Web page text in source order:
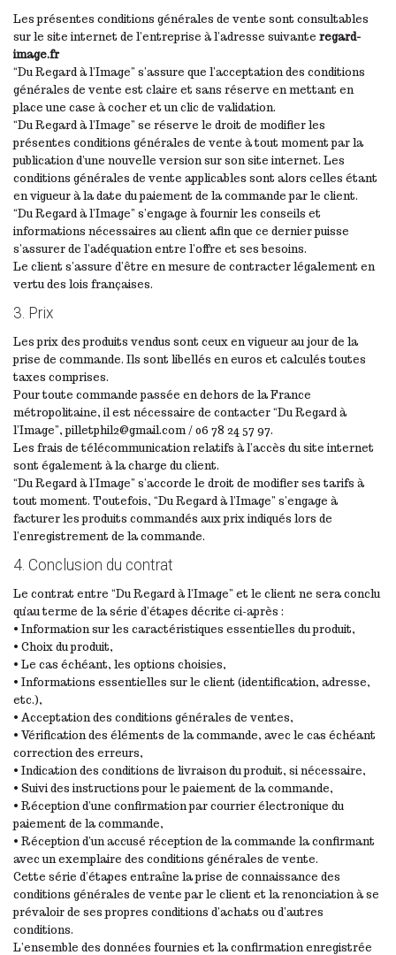
Les présentes conditions générales de vente sont consultables
sur le site internet de l’entreprise à l’adresse suivante regard-
image.fr
“Du Regard à l’Image” s’assure que l’acceptation des conditions
générales de vente est claire et sans réserve en mettant en
place une case à cocher et un clic de validation.
“Du Regard à l’Image” se réserve le droit de modifier les
présentes conditions générales de vente à tout moment par la
publication d’une nouvelle version sur son site internet. Les
conditions générales de vente applicables sont alors celles étant
en vigueur à la date du paiement de la commande par le client.
“Du Regard à l’Image” s’engage à fournir les conseils et
informations nécessaires au client afin que ce dernier puisse
s’assurer de l’adéquation entre l’offre et ses besoins.
Le client s’assure d’être en mesure de contracter légalement en
vertu des lois françaises.
3. Prix
Les prix des produits vendus sont ceux en vigueur au jour de la
prise de commande. Ils sont libellés en euros et calculés toutes
taxes comprises.
Pour toute commande passée en dehors de la France
métropolitaine, il est nécessaire de contacter “Du Regard à
l’Image”, pilletphil2@gmail.com / 06 78 24 57 97.
Les frais de télécommunication relatifs à l’accès du site internet
sont également à la charge du client.
“Du Regard à l’Image” s’accorde le droit de modifier ses tarifs à
tout moment. Toutefois, “Du Regard à l’Image” s’engage à
facturer les produits commandés aux prix indiqués lors de
l’enregistrement de la commande.
4. Conclusion du contrat
Le contrat entre “Du Regard à l’Image” et le client ne sera conclu
qu’au terme de la série d’étapes décrite ci-après :
• Information sur les caractéristiques essentielles du produit,
• Choix du produit,
• Le cas échéant, les options choisies,
• Informations essentielles sur le client (identification, adresse,
etc.),
• Acceptation des conditions générales de ventes,
• Vérification des éléments de la commande, avec le cas échéant
correction des erreurs,
• Indication des conditions de livraison du produit, si nécessaire,
• Suivi des instructions pour le paiement de la commande,
• Réception d’une confirmation par courrier électronique du
paiement de la commande,
• Réception d’un accusé réception de la commande la confirmant
avec un exemplaire des conditions générales de vente.
Cette série d’étapes entraîne la prise de connaissance des
conditions générales de vente par le client et la renonciation à se
prévaloir de ses propres conditions d’achats ou d’autres
conditions.
L’ensemble des données fournies et la confirmation enregistrée